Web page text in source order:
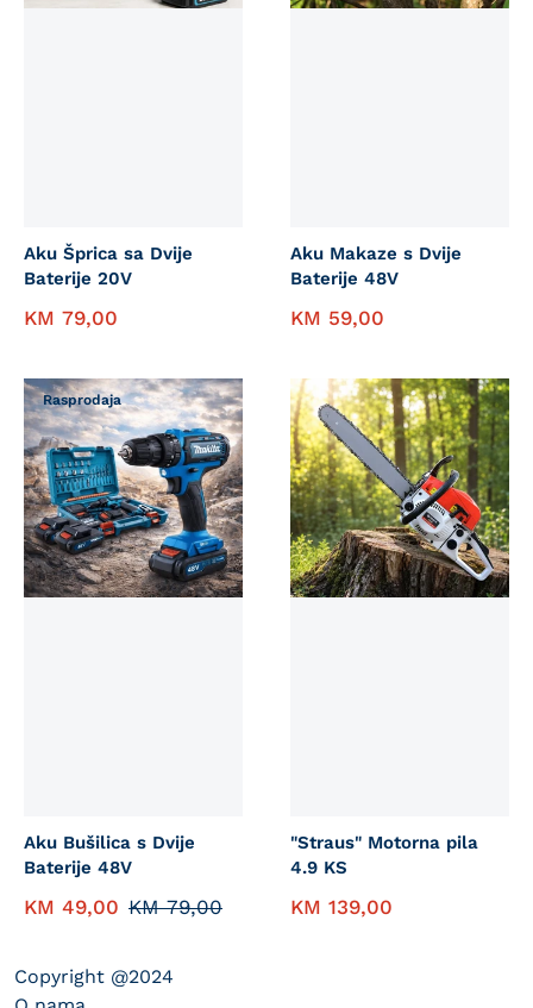
Aku Šprica sa Dvije
Baterije 20V
KM 79,00
Aku Makaze s Dvije
Baterije 48V
KM 59,00
Rasprodaja
Aku Bušilica s Dvije
Baterije 48V
KM 49,00 KM79,00
"Straus" Motorna pila
4.9 KS
KM 139,00
Copyright @2024